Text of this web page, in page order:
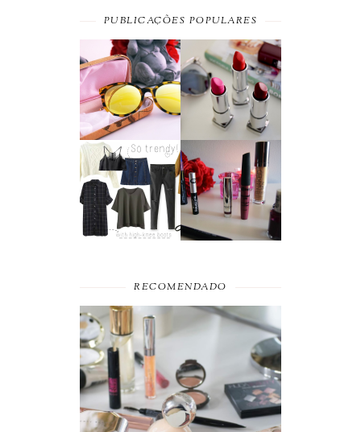
PUBLICAÇÕES POPULARES
SUMMER
ESSENTIAL
A MAYBELLINE
AFFAIR
MOST WANTED
#SEPTEMBER
BEAUTY
FAVORITES
RECOMENDADO
FAVORITOS DE
MAQUILHAGEM 2019